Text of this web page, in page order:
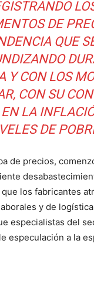
DE
QUE
Y CON LOS
CON SU
LA
DE
de precios,
los fabricantes
y de
especialistas del
especulación a la